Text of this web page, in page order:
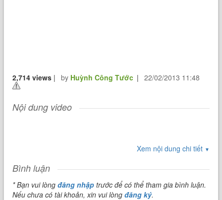
2,714 views | by Huỳnh Công Tước | 22/02/2013 11:48
Nội dung video
Xem nội dung chi tiết ▼
Bình luận
* Bạn vui lòngđăng nhập trước để có thể tham gia bình luận.
Nếu chưa có tài khoản, xin vui lòngđăng ký.